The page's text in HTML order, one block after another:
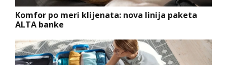
Komfor po meri klijenata: nova linija paketa
ALTA banke